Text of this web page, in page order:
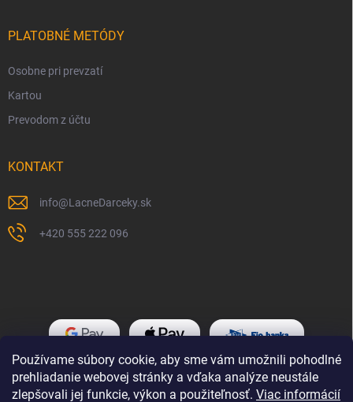
Používame súbory cookie, aby sme vám umožnili pohodlné
prehliadanie webovej stránky a vďaka analýze neustále
zlepšovali jej funkcie, výkon a použiteľnosť. Viac informácií
PLATOBNÉ METÓDY
Osobne pri prevzatí
Kartou
Prevodom z účtu
KONTAKT
info@LacneDarceky.sk
+420 555 222 096